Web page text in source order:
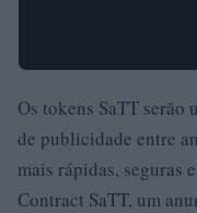
Os tokens SaTT serão
de publicidade entre
mais rápidas, seguras
Contract SaTT, um